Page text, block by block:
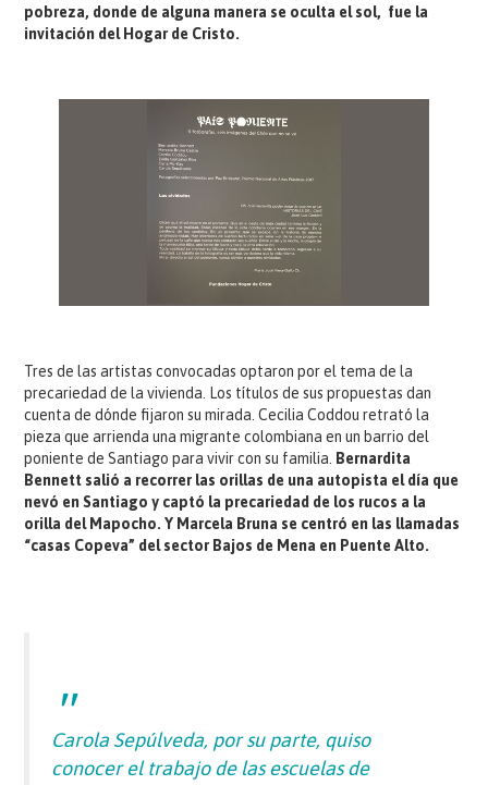
pobreza, donde de alguna manera se oculta el sol, fue la
invitación del Hogar de Cristo.
Tres de las artistas convocadas optaron por el tema de la
precariedad de la vivienda. Los títulos de sus propuestas dan
cuenta de dónde fijaron su mirada. Cecilia Coddou retrató la
pieza que arrienda una migrante colombiana en un barrio del
poniente de Santiago para vivir con su familia.
Bernardita
Bennett salió a recorrer las orillas de una autopista el día que
nevó en Santiago y captó la precariedad de los rucos a la
orilla del Mapocho. Y Marcela Bruna se centró en las llamadas
“casas Copeva” del sector Bajos de Mena en Puente Alto.
Carola Sepúlveda, por su parte, quiso
conocer el trabajo de las escuelas de